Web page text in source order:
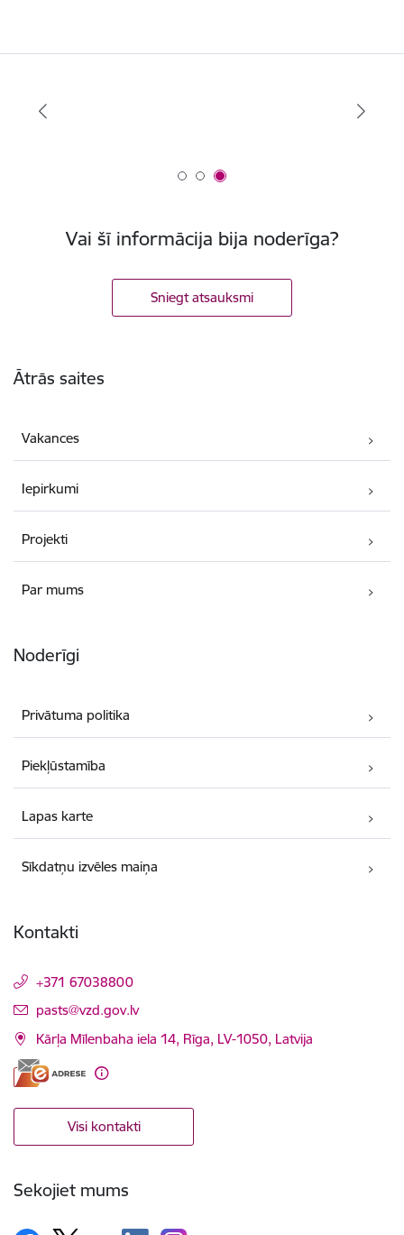
Vai šī informācija bija noderīga?
Sniegt atsauksmi
Ātrās saites
Vakances
Iepirkumi
Projekti
Par mums
Noderīgi
Privātuma politika
Piekļūstamība
Lapas karte
Sīkdatņu izvēles maiņa
Kontakti
+371 67038800
E-pasts:
pasts@vzd.gov.lv
Kārļa Mīlenbaha iela 14, Rīga, LV-1050, Latvija
Visi kontakti
Sekojiet mums